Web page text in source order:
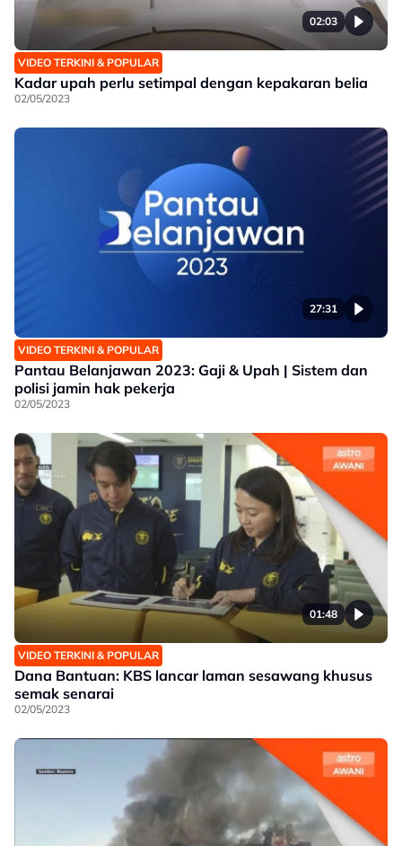
02:03
VIDEO TERKINI & POPULAR
Kadar upah perlu setimpal dengan kepakaran belia
02/05/2023
27:31
VIDEO TERKINI & POPULAR
Pantau Belanjawan 2023: Gaji & Upah | Sistem dan
polisi jamin hak pekerja
02/05/2023
01:48
VIDEO TERKINI & POPULAR
Dana Bantuan: KBS lancar laman sesawang khusus
semak senarai
02/05/2023